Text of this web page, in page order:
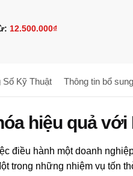
12.500.000₫
Số Kỹ Thuật Thông tin bổ sung
hiệu quả với
điều hành một doanh
trong những nhiệm vụ tốn